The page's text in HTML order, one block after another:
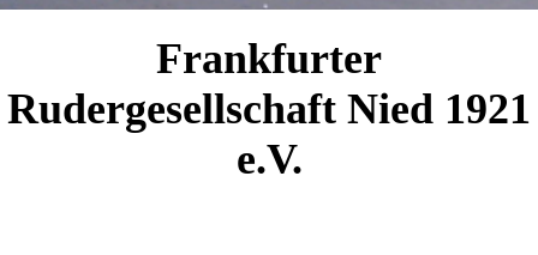
Frankfurter
Rudergesellschaft Nied 1921
e.V.